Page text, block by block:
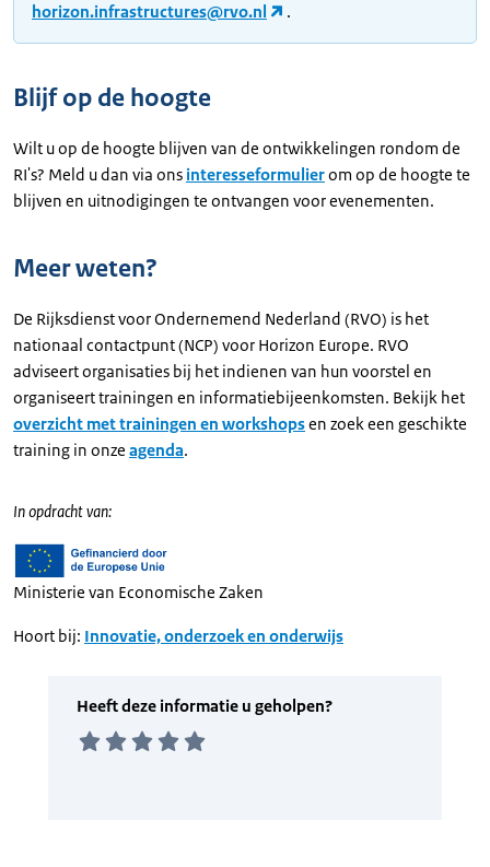
horizon.infrastructures@rvo.nl
.
Blijf op de hoogte
Wilt u op de hoogte blijven van de ontwikkelingen rondom de
RI's? Meld u dan via ons interesseformulierom op de hoogte te
blijven en uitnodigingen te ontvangen voor evenementen.
Meer weten?
De Rijksdienst voor Ondernemend Nederland (RVO) is het
nationaal contactpunt (NCP) voor Horizon Europe. RVO
adviseert organisaties bij het indienen van hun voorstel en
organiseert trainingen en informatiebijeenkomsten. Bekijk het
overzicht met trainingen en workshopsen zoek een geschikte
training in onze agenda.
In opdracht van:
Ministerie van Economische Zaken
Hoort bij: Innovatie, onderzoek en onderwijs